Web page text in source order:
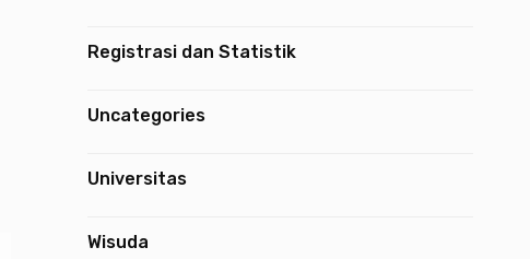
Registrasi dan Statistik
Uncategories
Universitas
Wisuda